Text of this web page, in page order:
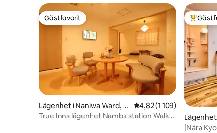
Gästfavorit
Gästfavorit
Lägenhet i Naniwa Ward, O
saka
4,82 av 5 i
4,82 (1 109)
True Inns lägenhet Namba station Walk
Populär
Lägenhet
[Nära